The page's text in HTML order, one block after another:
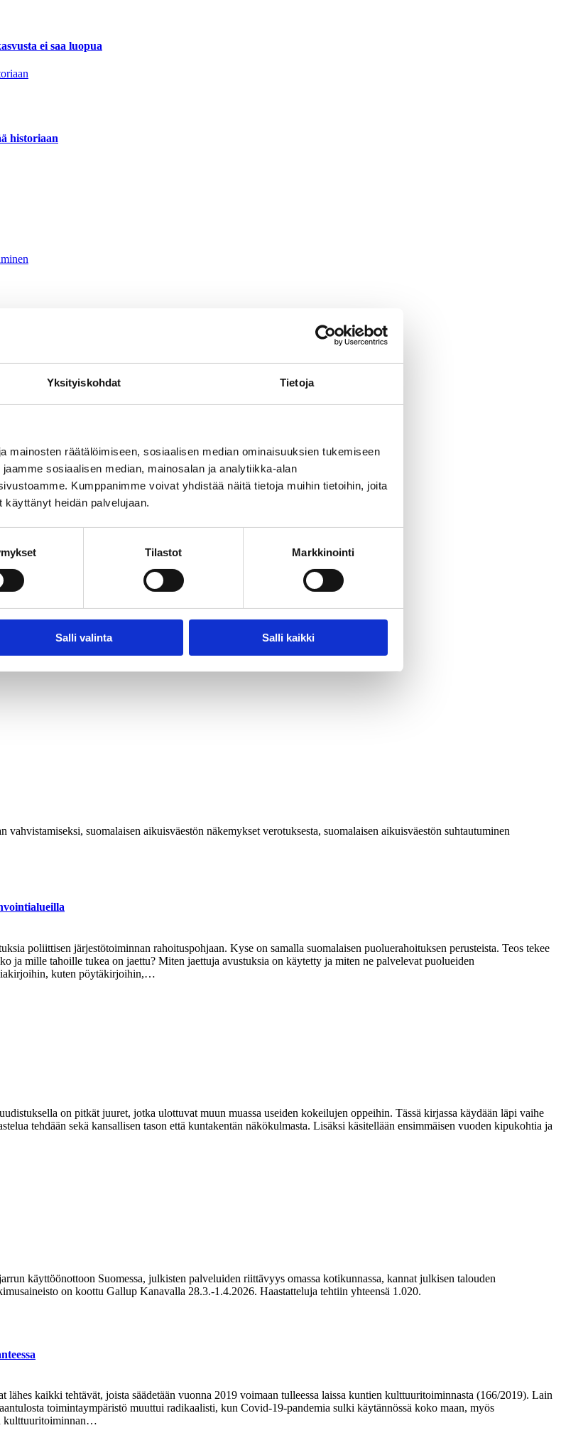
Yksityiskohdat Tietoja
mainosten räätälöimiseen, sosiaalisen median ominaisuuksien tukemiseen
sosiaalisen median, mainosalan ja analytiikka-alan
Kumppanimme voivat yhdistää näitä tietoja muihin tietoihin, joita
käyttänyt heidän palvelujaan.
Tilastot Markkinointi
Salli valinta Salli kaikki
ei saa luopua
historiaan
suomalaisen aikuisväestön näkemykset verotuksesta, suomalaisen aikuisväestön suhtautuminen
poliittisen järjestötoiminnan rahoituspohjaan. Kyse on samalla suomalaisen puoluerahoituksen perusteista. Teos tekee
ja mille tahoille tukea on jaettu? Miten jaettuja avustuksia on käytetty ja miten ne palvelevat puolueiden
kuten pöytäkirjoihin,…
on pitkät juuret, jotka ulottuvat muun muassa useiden kokeilujen oppeihin. Tässä kirjassa käydään läpi vaihe
tehdään sekä kansallisen tason että kuntakentän näkökulmasta. Lisäksi käsitellään ensimmäisen vuoden kipukohtia ja
käyttöönottoon Suomessa, julkisten palveluiden riittävyys omassa kotikunnassa, kannat julkisen talouden
on koottu Gallup Kanavalla 28.3.-1.4.2026. Haastatteluja tehtiin yhteensä 1.020.
kaikki tehtävät, joista säädetään vuonna 2019 voimaan tulleessa laissa kuntien kulttuuritoiminnasta (166/2019). Lain
toimintaympäristö muuttui radikaalisti, kun Covid-19-pandemia sulki käytännössä koko maan, myös
kulttuuritoiminnan…